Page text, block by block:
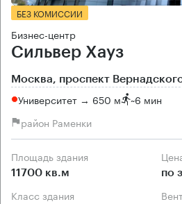
БЕЗ КОМИССИИ
Бизнес-центр
Сильвер Хауз
Москва, проспект
Университет → 650 м ~6 мин
район Раменки
Площадь здания
11700 кв.м по
Класс здания